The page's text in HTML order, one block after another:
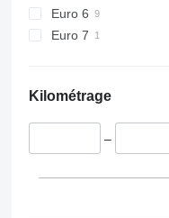
Euro 6
Euro 7
Kilométrage
–